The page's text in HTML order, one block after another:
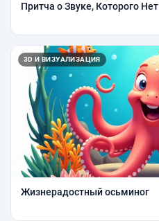
Притча о Звуке, Которого Нет
3D И ВИЗУАЛИЗАЦИЯ
Жизнерадостный осьминог